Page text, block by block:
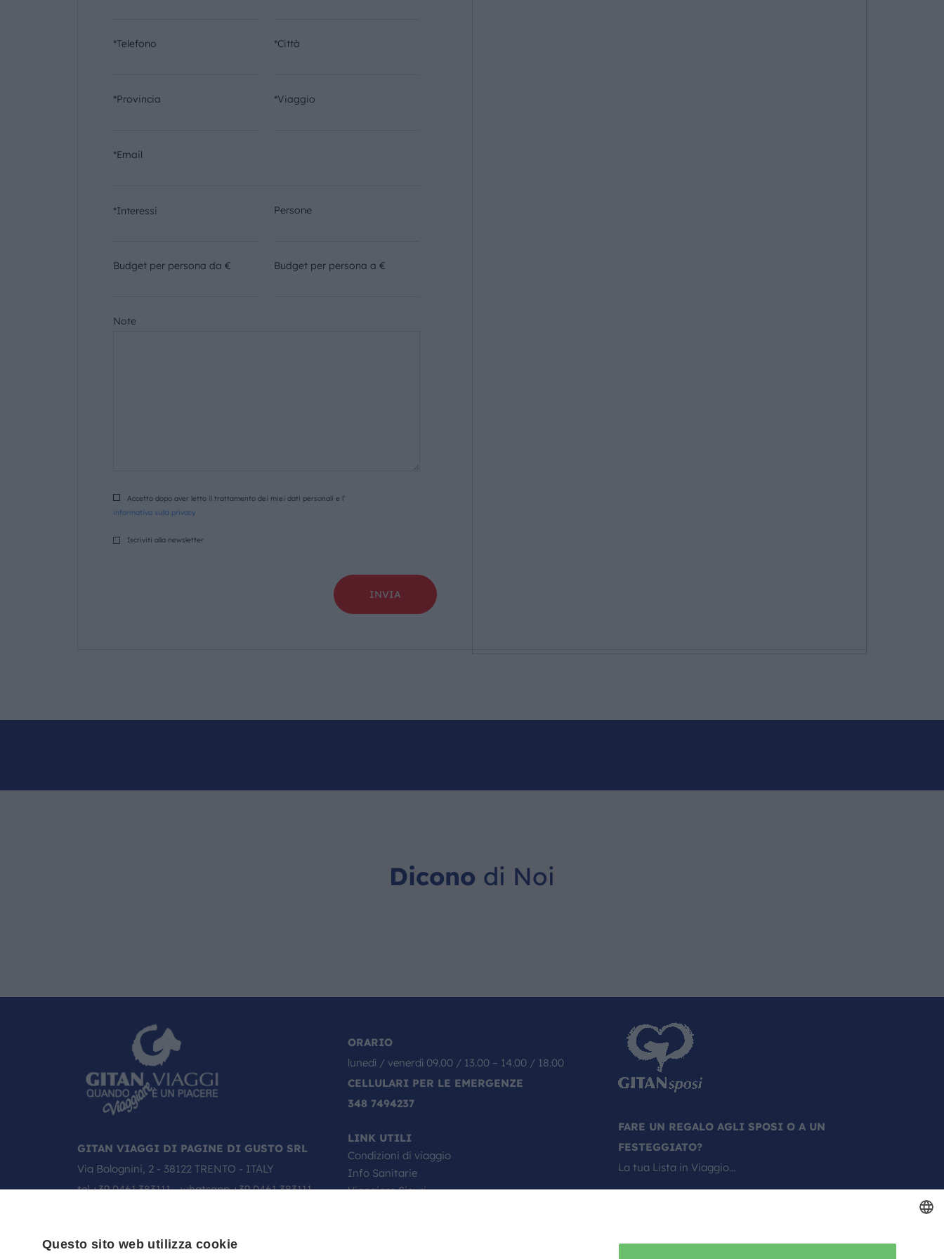
*Telefono *Città
*Provincia *Viaggio
*Email
*Interessi Persone
Budget per persona da € Budget per persona a €
Note
Accetto dopo aver letto il trattamento dei miei dati personali e l’
informativa sulla privacy
Iscriviti alla newsletter
Dicono di Noi
GITAN VIAGGI DI PAGINE DI GUSTO SRL
Via Bolognini, 2 - 38122 TRENTO - ITALY
tel+39 0461.383111- whatsapp+39 0461 383111
ORARIO
lunedì / venerdì 09.00 / 13.00 – 14.00 / 18.00
CELLULARI PER LE EMERGENZE
348 7494237
LINK UTILI
Condizioni di viaggio
Info Sanitarie
Viaggiare Sicuri
FARE UN REGALO AGLI SPOSI O A UN
FESTEGGIATO?
La tua Lista in Viaggio…
ITALIAN
Questo sito web utilizza cookie